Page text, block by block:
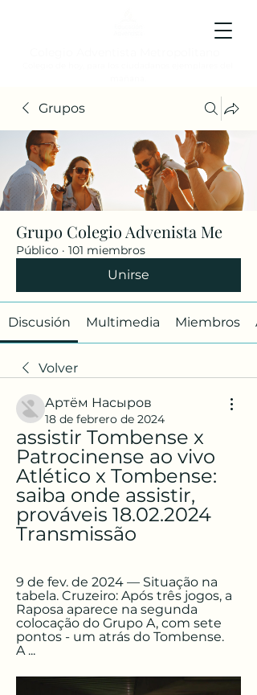
Grupos
Grupo Colegio Advenista Me
Público · 101 miembros
Unirse
Discusión Multimedia Miembros
Volver
Артём Насыров
18 de febrero de 2024
assistir Tombense x
Patrocinense ao vivo
Atlético x Tombense:
saiba onde assistir,
prováveis 18.02.2024
Transmissão
9 de fev. de 2024 — Situação na
tabela. Cruzeiro: Após três jogos, a
Raposa aparece na segunda
colocação do Grupo A, com sete
pontos - um atrás do Tombense.
A ...